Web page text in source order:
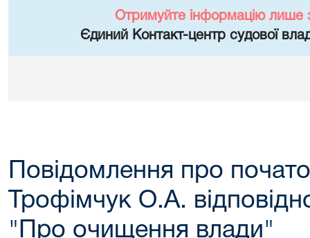
Отримуйте інформацію лише
Єдиний Контакт-центр судової
Повідомлення про
Трофімчук О.А.
"Про очищення влади"